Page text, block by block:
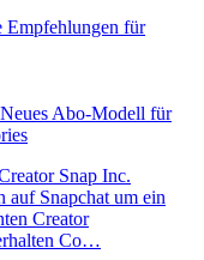
Empfehlungen für
Abo-Modell für
Snap Inc.
auf Snapchat um ein
Creator
Co…